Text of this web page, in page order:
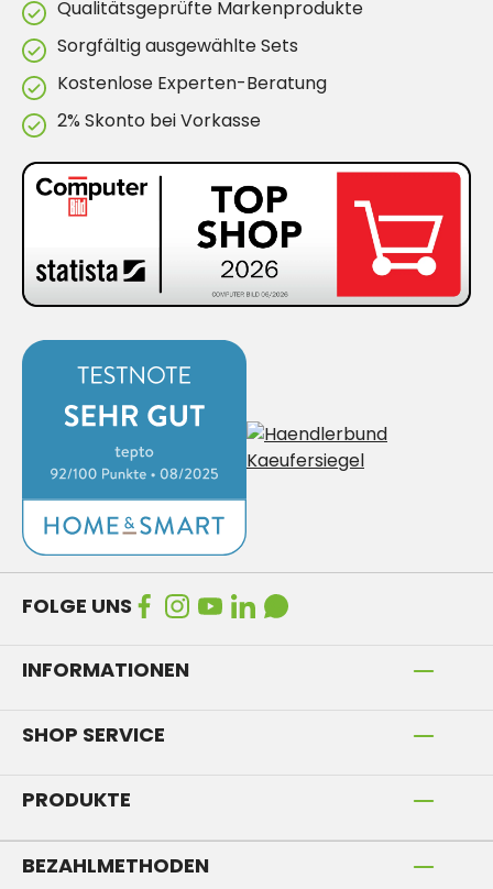
Qualitätsgeprüfte Markenprodukte
Sorgfältig ausgewählte Sets
Kostenlose Experten-Beratung
2% Skonto bei Vorkasse
FOLGE UNS
INFORMATIONEN
SHOP SERVICE
PRODUKTE
BEZAHLMETHODEN